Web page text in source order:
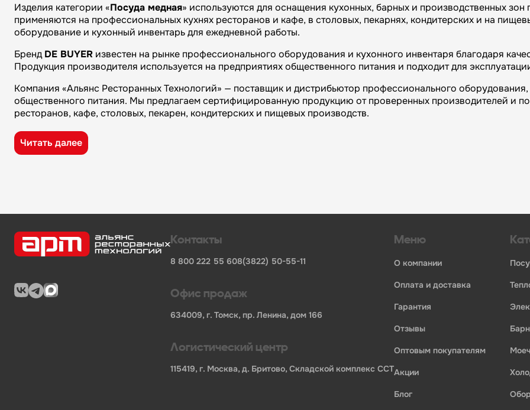
Изделия категории «Посуда медная» используются для оснащения кухонных, барных и производственных
применяются на профессиональных кухнях ресторанов и кафе, в столовых, пекарнях, кондитерских и на
оборудование и кухонный инвентарь для ежедневной работы.
БрендDE BUYER известен на рынке профессионального оборудования и кухонного инвентаря благодаря
Продукция производителя используется на предприятиях общественного питания и подходит для
Компания «Альянс Ресторанных Технологий» — поставщик и дистрибьютор профессионального
общественного питания. Мы предлагаем сертифицированную продукцию от проверенных производителей и
ресторанов, кафе, столовых, пекарен, кондитерских и пищевых производств.
Преимущества компании «Альянс Ресторанных Технологий»:
широкий ассортимент оборудования, кухонного инвентаря и посуды для HoReCa
Бренд - DE BUYER
Высота НЕТТО, мм
Вес НЕТТО, кг
Читать далее
Контакты
8 800 222 55 608(3822) 50-55-11
Офис продаж
634009, г. Томск, пр. Ленина, дом 166
Логистический центр
115419, г. Москва, д. Бритово, Складской комплекс ССТ
Меню
о компании
оплата и доставка
гарантия
отзывы
оптовым покупателям
акции
блог